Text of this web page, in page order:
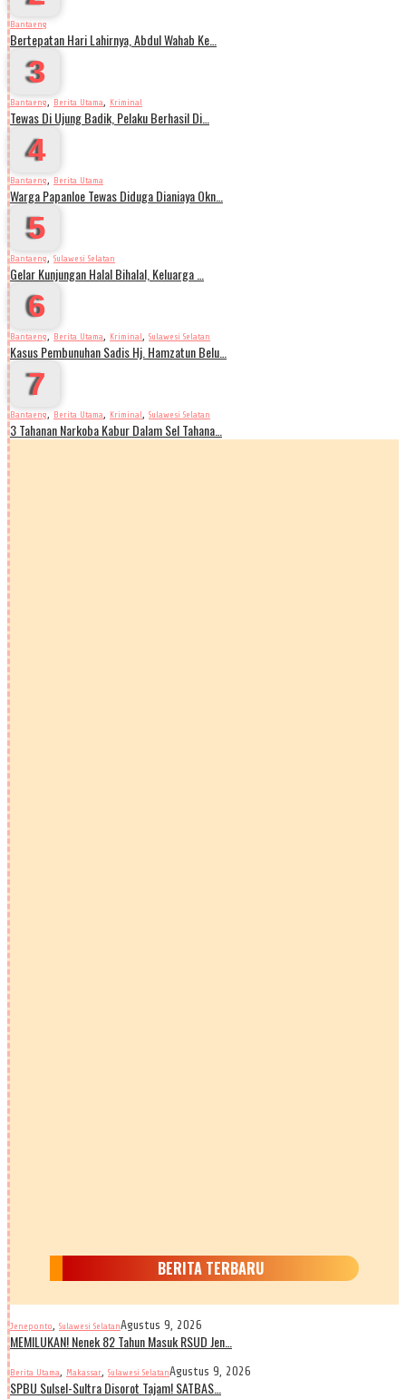
Bantaeng
Bertepatan Hari Lahirnya, Abdul Wahab Ke…
3
Bantaeng, Berita Utama, Kriminal
Tewas Di Ujung Badik, Pelaku Berhasil Di…
4
Bantaeng, Berita Utama
Warga Papanloe Tewas Diduga Dianiaya Okn…
5
Bantaeng, Sulawesi Selatan
Gelar Kunjungan Halal Bihalal, Keluarga …
6
Bantaeng, Berita Utama, Kriminal, Sulawesi Selatan
Kasus Pembunuhan Sadis Hj. Hamzatun Belu…
7
Bantaeng, Berita Utama, Kriminal, Sulawesi Selatan
3 Tahanan Narkoba Kabur Dalam Sel Tahana…
BERITA TERBARU
Jeneponto, Sulawesi SelatanAgustus 9, 2026
MEMILUKAN! Nenek 82 Tahun Masuk RSUD Jen…
Berita Utama, Makassar, Sulawesi SelatanAgustus 9, 2026
SPBU Sulsel-Sultra Disorot Tajam! SATBAS…